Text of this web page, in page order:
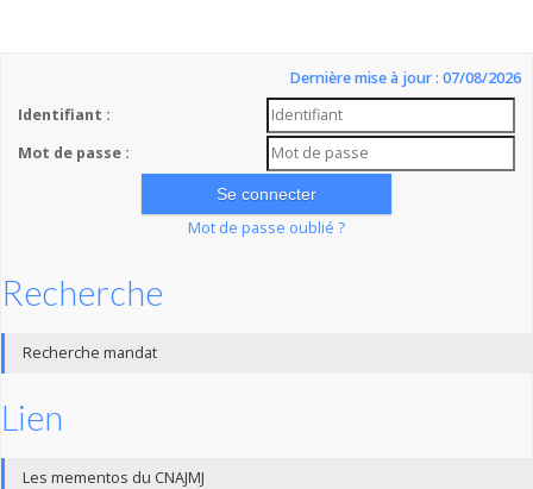
Dernière mise à jour : 07/08/2026
Identifiant :
Mot de passe :
Mot de passe oublié ?
Recherche
Recherche mandat
Lien
Les mementos du CNAJMJ